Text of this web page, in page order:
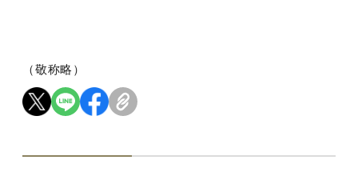
（敬称略）